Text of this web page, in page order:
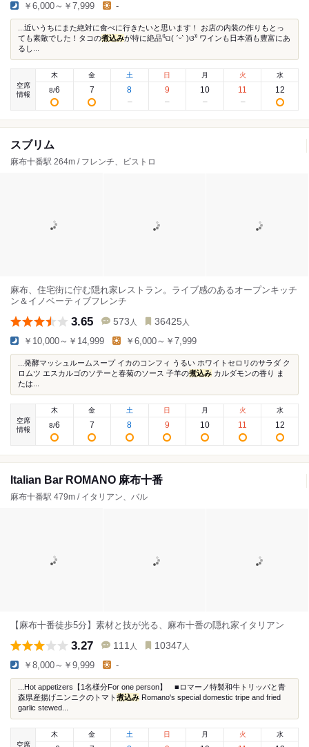
￥6,000～￥7,999 -
...近いうちにまた絶対に食べに行きたいと思います！ お店の内装の作りもとっ
ても素敵でした！タコの煮込みが特に絶品⁽⁠⁽⁠ଘ⁠(⁠ ⁠ˊ⁠ᵕ⁠ˋ⁠ ⁠)⁠ଓ⁠⁾⁠⁾ ワインも日本酒も豊富にあ
るし...
空席
情報
木
8/6
金
7
土
8
日
9
月
10
火
11
水
12
スブリム
麻布十番駅 264m / フレンチ、ビストロ
麻布、住宅街に佇む隠れ家レストラン。ライブ感のあるオープンキッチ
ン＆イノベーティブフレンチ
3.65 573 人 36425 人
￥10,000～￥14,999 ￥6,000～￥7,999
...発酵マッシュルームスープ イカのコンフィ うるい ホワイトセロリのサラダ ク
ロムツ エスカルゴのソテーと春菊のソース 子羊の煮込み カルダモンの香り ま
たは...
空席
情報
木
8/6
金
7
土
8
日
9
月
10
火
11
水
12
Italian Bar ROMANO 麻布十番
麻布十番駅 479m / イタリアン、バル
【麻布十番徒歩5分】素材と技が光る、麻布十番の隠れ家イタリアン
3.27 111 人 10347 人
￥8,000～￥9,999 -
...Hot appetizers【1名様分For one person】 ■ロマーノ特製和牛トリッパと青
森県産揚げニンニクのトマト煮込み Romano's special domestic tripe and fried
garlic stewed...
空席
木
金 土 日 月 火 水